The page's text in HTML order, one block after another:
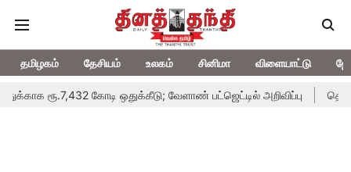
தமிழகம் தேசியம் உலகம் சினிமா விளையாட்டு
கோடி ஒதுக்கீடு; வேளாண் பட்ஜெட்டில் அறிவிப்பு தொடங்கியது